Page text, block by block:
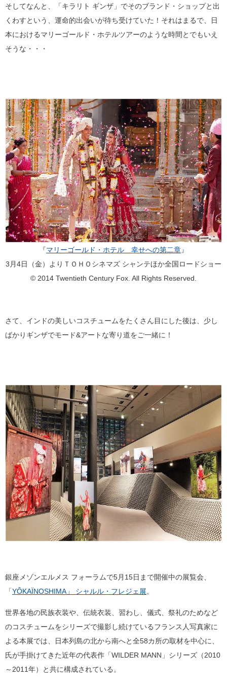
そしてなんと、「キラリト ギンザ」でそのブランド・ショップと出
くわすという、運命的出会いが待ち受けていた！それはまるで、日
本におけるマリーゴールド・ホテルツアーのような時間とでもいえ
そうな・・・
『マリーゴールド・ホテル 幸せへの第二章』
3月4日（金）よりＴＯＨＯシネマズ シャンテほか全国ロードショー
© 2014 Twentieth Century Fox. All Rights Reserved.
さて、インドの美しいコスチュームをたくさん目にした後は、少し
ばかりギンザでモード&アートな寄り道をご一緒に！
銀座メゾンエルメス フォーラムで5月15日まで開催中の展覧会、
「YÔKAÏNOSHIMA」 シャルル・フレジェ展。
世界各地の民族衣装や、伝統衣装、習わし、儀式、祭礼のためなど
のコスチュームをシリーズで撮影し続けているフランス人写真家に
よる本展では、日本列島の北から南へと全58カ所の取材を中心に、
氏が手掛けてきた近年の代表作「WILDER MANN」シリーズ（2010
～2011年）と共に構成されている。